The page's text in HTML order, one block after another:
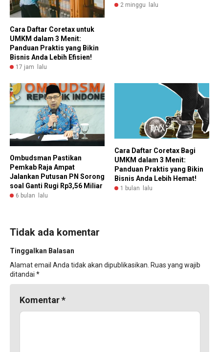
Cara Daftar Coretax untuk
UMKM dalam 3 Menit:
Panduan Praktis yang Bikin
Bisnis Anda Lebih Efisien!
17 jam lalu
2 minggu lalu
Ombudsman Pastikan
Pemkab Raja Ampat
Jalankan Putusan PN Sorong
soal Ganti Rugi Rp3,56 Miliar
6 bulan lalu
Cara Daftar Coretax Bagi
UMKM dalam 3 Menit:
Panduan Praktis yang Bikin
Bisnis Anda Lebih Hemat!
1 bulan lalu
Tidak ada komentar
Tinggalkan Balasan
Alamat email Anda tidak akan dipublikasikan. Ruas yang wajib
ditandai *
Komentar*